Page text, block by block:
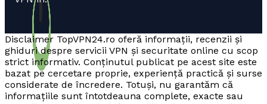
Disclaimer TopVPN24.ro oferă informații, recenzii și
ghiduri despre servicii VPN și securitate online cu scop
strict informativ. Conținutul publicat pe acest site este
bazat pe cercetare proprie, experiență practică și surse
considerate de încredere. Totuși, nu garantăm că
informațiile sunt întotdeauna complete, exacte sau